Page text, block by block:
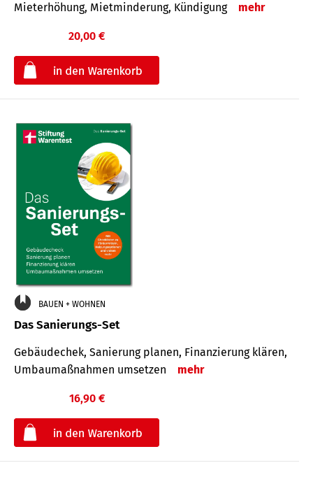
Mieterhöhung, Mietminderung, Kündigung
mehr
20,00 €
BAUEN + WOHNEN
Das Sanierungs-Set
Gebäudechek, Sanierung planen, Finanzierung klären,
Umbaumaßnahmen umsetzen
mehr
16,90 €